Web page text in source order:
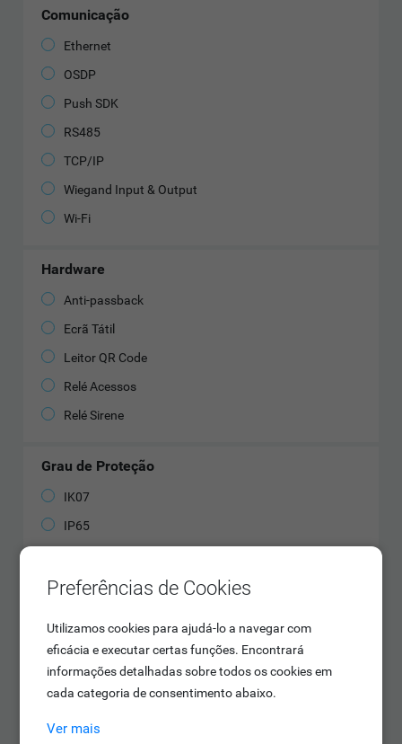
Comunicação
Ethernet
OSDP
Push SDK
RS485
TCP/IP
Wiegand Input & Output
Wi-Fi
Hardware
Anti-passback
Ecrã Tátil
Leitor QR Code
Relé Acessos
Relé Sirene
Grau de Proteção
IK07
IP65
Preferências de Cookies
Utilizamos cookies para ajudá-lo a navegar com
eficácia e executar certas funções. Encontrará
informações detalhadas sobre todos os cookies em
cada categoria de consentimento abaixo.
Ver mais